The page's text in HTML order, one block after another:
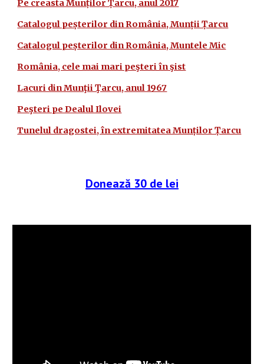
Pe creasta Munților Țarcu, anul 2017
Catalogul peșterilor din România, Munții Țarcu
Catalogul peșterilor din România, Muntele Mic
România, cele mai mari peşteri în şist
Lacuri din Munţii Ţarcu, anul 1967
Peşteri pe Dealul Ilovei
Tunelul dragostei, în extremitatea Munților Țarcu
Donează 30 de lei